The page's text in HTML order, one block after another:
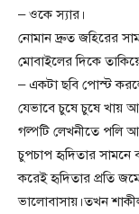
– ওকে স্যার।
নোমান দ্রুত জহিরের
মোবাইলের দিকে
– একটা ছবি পোস্ট
যেভাবে চুষে চুষে খায়
গল্পটি লেখনীতে পলি
চুপচাপ হৃদিতার সামনে
করেই হৃদিতার প্রতি
ভালোবাসায়।তখন